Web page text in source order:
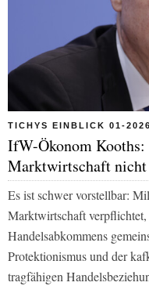
TICHYS EINBLICK 01-2026
IfW-Ökonom Kooths:
Marktwirtschaft nicht
Es ist schwer vorstellbar:
Marktwirtschaft
Handelsabkommens
Protektionismus und der
tragfähigen